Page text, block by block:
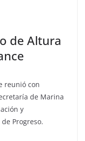
de Altura
reunió con
de Marina
y
Progreso.